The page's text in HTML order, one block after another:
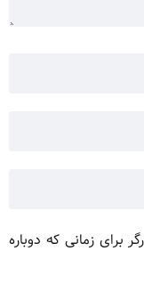
برای زمانی که دوباره